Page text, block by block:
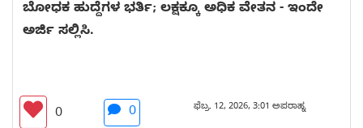
ಬೋಧಕ ಹುದ್ದೆಗಳ ಭರ್ತಿ; ಲಕ್ಷಕ್ಕೂ ಅಧಿಕ ವೇತನ - ಇಂದೇ
ಅರ್ಜಿ ಸಲ್ಲಿಸಿ.
0 0 ಫೆಬ್ರ. 12, 2026, 3:01 ಅಪರಾಹ್ನ